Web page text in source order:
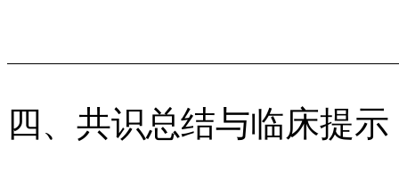
四、共识总结与临床提示